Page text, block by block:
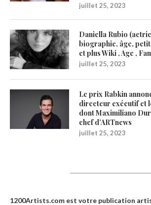
juillet 25, 2023
Daniella Rubio
biographie, âge,
et plus Wiki , Age ,
juillet 25, 2023
Le prix Rabkin
directeur exécutif et
dont Maximiliano
chef d’ARTnews
juillet 25, 2023
1200Artists.com est votre publication